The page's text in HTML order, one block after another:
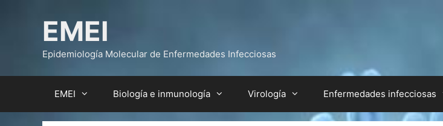
EMEI
Epidemiología Molecular de Enfermedades Infecciosas
EMEI Biología e inmunología Virología Enfermedades infecciosas